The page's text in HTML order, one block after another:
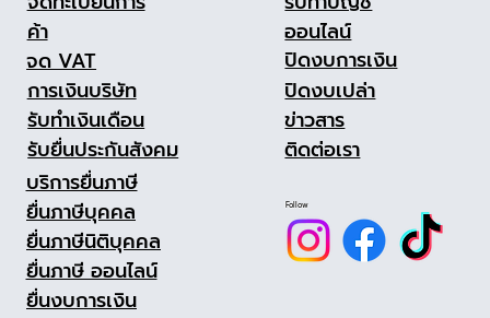
ค้า
จด VAT
การเงินบริษัท
รับทำเงินเดือน
รับยื่นประกันสังคม
บริการยื่นภาษี
ยื่นภาษีบุคคล
ยื่นภาษีนิติบุคคล
ยื่นภาษี ออนไลน์
ยื่นงบการเงิน
ออนไลน์
ปิดงบการเงิน
ปิดงบเปล่า
ข่าวสาร
ติดต่อเรา
Follow